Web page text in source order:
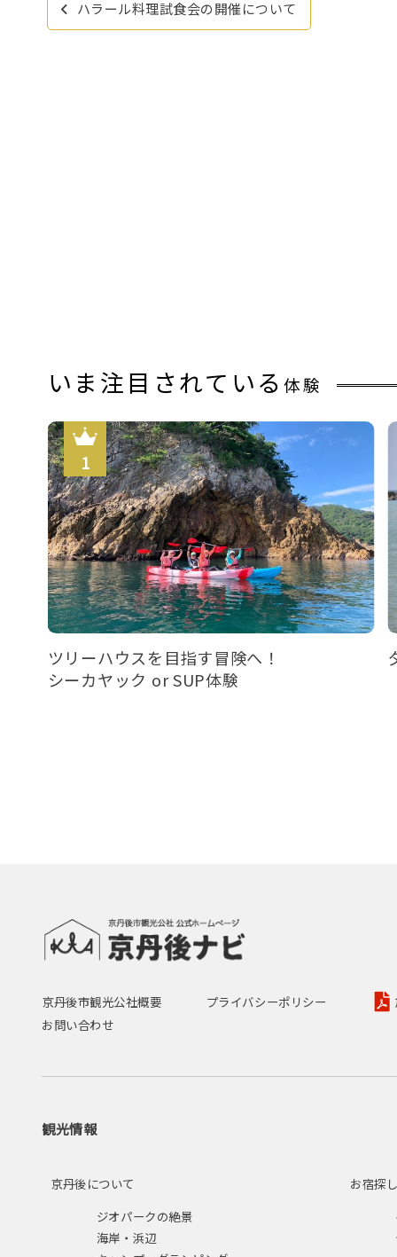
ハラール料理試食会の開催について
いま注目されている 体験
ツリーハウスを目指す冒険へ！
シーカヤック or SUP体験
京丹後市観光公社概要 プライバシーポリシー
お問い合わせ
観光情報
京丹後について
ジオパークの絶景
海岸・浜辺
お宿探